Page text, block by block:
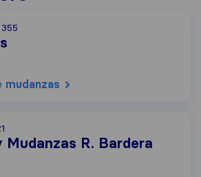
355
Mudanzas R. Bardera